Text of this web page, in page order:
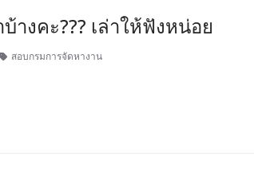
งคะ??? เล่าให้ฟังหน่อย
สอบกรมการจัดหางาน